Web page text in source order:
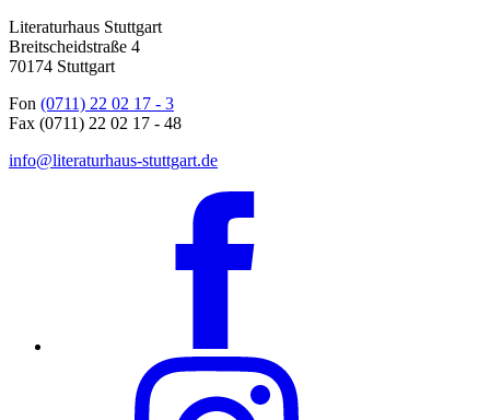
Literaturhaus Stuttgart
Breitscheidstraße 4
70174 Stuttgart
Fon (0711) 22 02 17 - 3
Fax (0711) 22 02 17 - 48
info@literaturhaus-stuttgart.de